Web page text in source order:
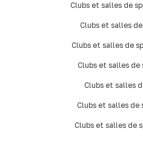
Clubs et salles de
Clubs et salles
Clubs et salles de
Clubs et salles de
Clubs et salles
Clubs et salles de
Clubs et salles de